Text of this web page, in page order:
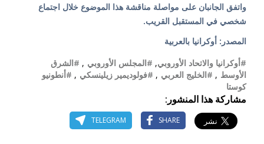
واتفق الجانبان على مواصلة مناقشة هذا الموضوع خلال اجتماع
شخصي في المستقبل القريب.
المصدر: أوكرانيا بالعربية
#أوكرانيا والاتحاد الأوروبي, #المجلس الأوروبي , #الشرق
الأوسط , #الخليج العربي , #فولوديمير زيلينسكي , #أنطونيو
كوستا
مشاركة هذا المنشور:
SHARE
TELEGRAM